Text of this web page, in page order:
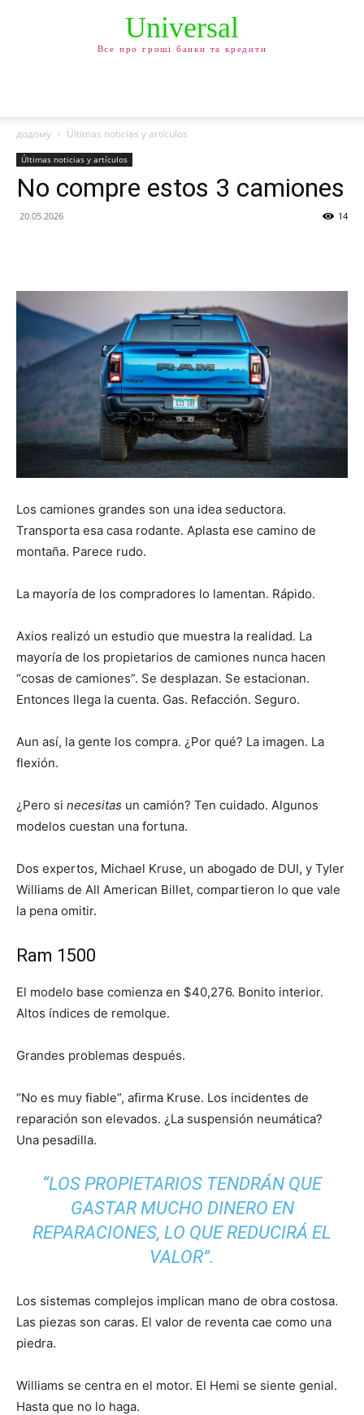
Universal
Все про гроші банки та кредити
додому Últimas noticias y artículos
Últimas noticias y artículos
No compre estos 3 camiones
20.05.2026 14
Los camiones grandes son una idea seductora.
Transporta esa casa rodante. Aplasta ese camino de
montaña. Parece rudo.
La mayoría de los compradores lo lamentan. Rápido.
Axios realizó un estudio que muestra la realidad. La
mayoría de los propietarios de camiones nunca hacen
“cosas de camiones”. Se desplazan. Se estacionan.
Entonces llega la cuenta. Gas. Refacción. Seguro.
Aun así, la gente los compra. ¿Por qué? La imagen. La
flexión.
¿Pero si necesitas un camión? Ten cuidado. Algunos
modelos cuestan una fortuna.
Dos expertos, Michael Kruse, un abogado de DUI, y Tyler
Williams de All American Billet, compartieron lo que vale
la pena omitir.
Ram 1500
El modelo base comienza en $40,276. Bonito interior.
Altos índices de remolque.
Grandes problemas después.
“No es muy fiable”, afirma Kruse. Los incidentes de
reparación son elevados. ¿La suspensión neumática?
Una pesadilla.
“LOS PROPIETARIOS TENDRÁN QUE
GASTAR MUCHO DINERO EN
REPARACIONES, LO QUE REDUCIRÁ EL
VALOR”.
Los sistemas complejos implican mano de obra costosa.
Las piezas son caras. El valor de reventa cae como una
piedra.
Williams se centra en el motor. El Hemi se siente genial.
Hasta que no lo haga.